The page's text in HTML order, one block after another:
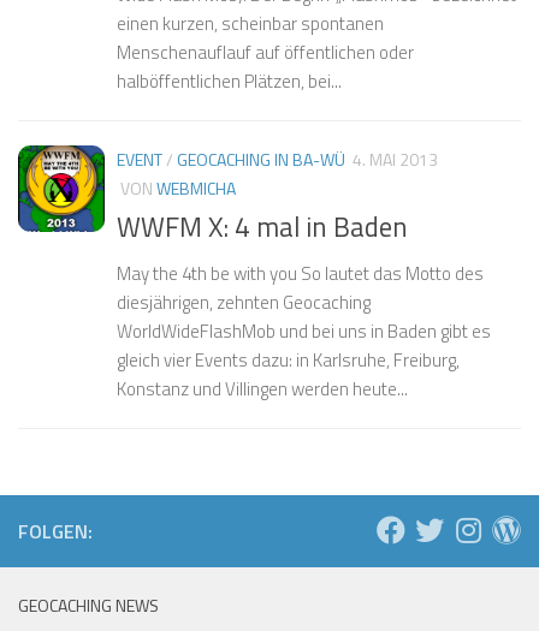
einen kurzen, scheinbar spontanen
Menschenauflauf auf öffentlichen oder
halböffentlichen Plätzen, bei...
EVENT/ GEOCACHING IN BA-WÜ 4. MAI 2013
VONWEBMICHA
WWFM X: 4 mal in Baden
May the 4th be with you So lautet das Motto des
diesjährigen, zehnten Geocaching
WorldWideFlashMob und bei uns in Baden gibt es
gleich vier Events dazu: in Karlsruhe, Freiburg,
Konstanz und Villingen werden heute...
FOLGEN:
GEOCACHING NEWS